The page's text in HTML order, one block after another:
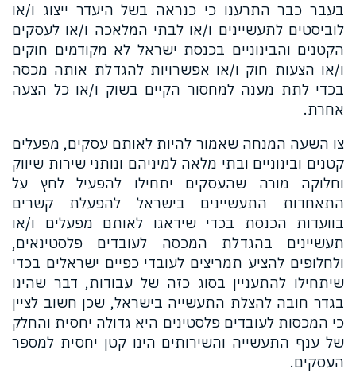
בעבר כבר התרענו כי כנראה בשל היעדר ייצוג ו/או
לוביסטים לתעשיינים ו/או לבתי המלאכה ו/או לעסקים
הקטנים והבינוניים בכנסת ישראל לא מקודמים חוקים
ו/או הצעות חוק ו/או אפשרויות להגדלת אותה מכסה
בכדי לתת מענה למחסור הקיים בשוק ו/או כל הצעה
אחרת.
צו השעה המנחה שאמור להיות לאותם עסקים, מפעלים
קטנים ובינוניים ובתי מלאה למיניהם ונותני שירות שיווק
וחלוקה מורה שהעסקים יתחילו להפעיל לחץ על
התאחדות התעשיינים בישראל להפעלת קשרים
בוועדות הכנסת בכדי שידאגו לאותם מפעלים ו/או
תעשיינים בהגדלת המכסה לעובדים פלסטינאים,
ולחלופים להציע תמריצים לעובדי כפיים ישראלים בכדי
שיתחילו להתעניין בסוג כזה של עבודות, דבר שהינו
בגדר חובה להצלת התעשייה בישראל, שכן חשוב לציין
כי המכסות לעובדים פלסטינים היא גדולה יחסית והחלק
של ענף התעשייה והשירותים הינו קטן יחסית למספר
העסקים.